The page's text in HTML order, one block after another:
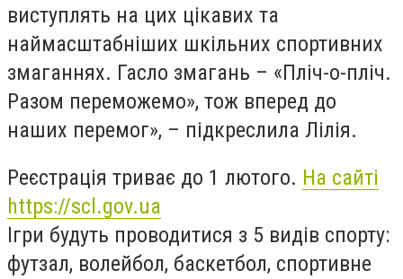
виступлять на цих цікавих та
наймасштабніших шкільних спортивних
змаганнях. Гасло змагань – «Пліч-о-пліч.
Разом переможемо», тож вперед до
наших перемог», – підкреслила Лілія.
Реєстрація триває до 1 лютого. На сайті
https://scl.gov.ua
Ігри будуть проводитися з 5 видів спорту:
футзал, волейбол, баскетбол, спортивне